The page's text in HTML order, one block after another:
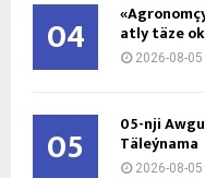
04 atly täze
2026-08-05
05 05-nji
Täleýnama
2026-08-05